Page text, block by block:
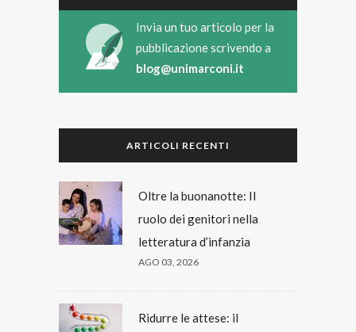
Invia un tuo articolo per la
pubblicazione scrivendo a
blog@unimarconi.it
ARTICOLI RECENTI
Oltre la buonanotte: Il
ruolo dei genitori nella
letteratura d’infanzia
AGO 03, 2026
Ridurre le attese: il